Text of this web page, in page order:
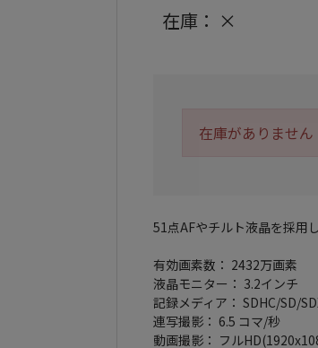
在庫： ×
在庫がありません
51点AFやチルト液晶を採用
有効画素数： 2432万画素
液晶モニター： 3.2インチ
記録メディア： SDHC/SD/
連写撮影： 6.5 コマ/秒
動画撮影： フル